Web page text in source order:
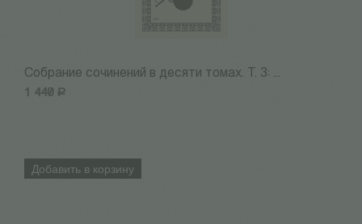
Собрание сочинений в десяти томах. Т. 3: ...
1 440 Р
Добавить в корзину